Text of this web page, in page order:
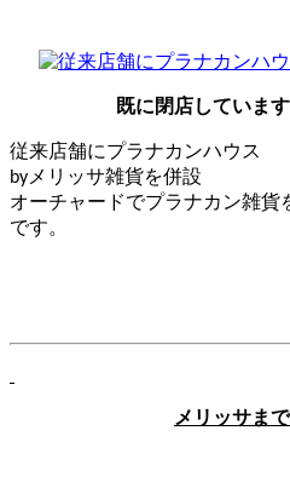
既に閉店していま
従来店舗にプラナカンハウス
by メリッサ雑貨を併設
オーチャードでプラナカン雑貨
です。
メリッサま